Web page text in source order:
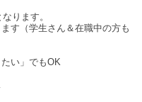
ります。
す（学生さん＆在職中の方も
い」でもOK